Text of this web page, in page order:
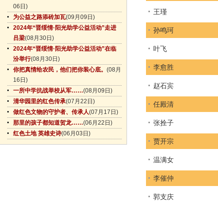
06日)
为公益之路添砖加瓦(09月09日)
2024年“晋绥情·阳光助学公益活动”走进
吕梁(08月30日)
2024年“晋绥情·阳光助学公益活动”在临
汾举行(08月30日)
你把真情给农民，他们把你装心底。 (08月
16日)
一所中学抗战举校从军……(08月09日)
清华园里的红色传承(07月22日)
做红色文物的守护者、传承人(07月17日)
那里的孩子都知道贺龙……(06月22日)
红色土地 英雄史诗(06月03日)
王瑾
孙鸣珂
叶飞
李愈胜
赵石宾
任殿清
张拴子
贾开宗
温满女
李催仲
郭支庆